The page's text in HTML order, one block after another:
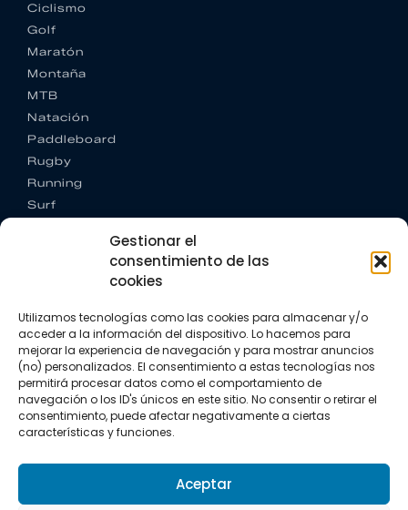
Gestionar el
consentimiento de las
cookies
Utilizamos tecnologías como las cookies para almacenar y/o
acceder a la información del dispositivo. Lo hacemos para
mejorar la experiencia de navegación y para mostrar anuncios
(no) personalizados. El consentimiento a estas tecnologías nos
permitirá procesar datos como el comportamiento de
navegación o los ID's únicos en este sitio. No consentir o retirar el
consentimiento, puede afectar negativamente a ciertas
características y funciones.
Aceptar
Ciclismo
Golf
Maratón
Montaña
MTB
Natación
Paddleboard
Rugby
Running
Surf
CONTACTO
+34 662 342 177
info@vkssport.com
SÍGUENOS
Política de privacidad
Política de cookies